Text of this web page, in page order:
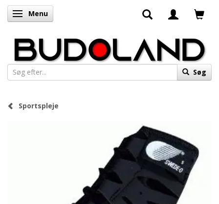
Skifte navigation
Menu
Søg
Sportspleje